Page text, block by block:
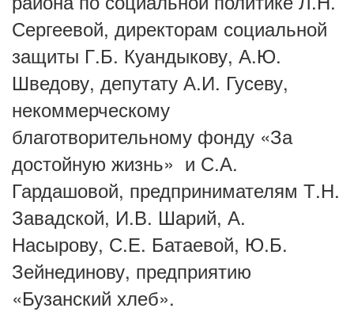
Сергеевой, директорам социальной
защиты Г.Б. Куандыкову, А.Ю.
Шведову, депутату А.И. Гусеву,
некоммерческому
благотворительному фонду «За
достойную жизнь» и С.А.
Гардашовой, предпринимателям Т.Н.
Завадской, И.В. Шарий, А.
Насырову, С.Е. Батаевой, Ю.Б.
Зейнединову, предприятию
«Бузанский хлеб».